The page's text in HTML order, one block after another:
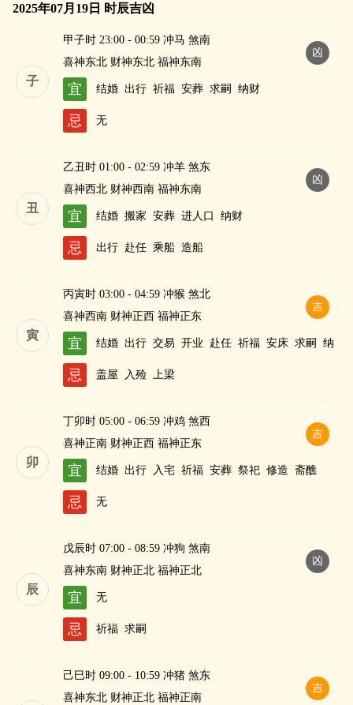
2025年07月19日 时辰吉凶
子
凶
甲子时 23:00 - 00:59 冲马 煞南
喜神东北 财神东北 福神东南
宜 结婚 出行 祈福 安葬 求嗣 纳财
忌 无
丑
凶
乙丑时 01:00 - 02:59 冲羊 煞东
喜神西北 财神西南 福神东南
宜 结婚 搬家 安葬 进人口 纳财
忌 出行 赴任 乘船 造船
寅
吉
丙寅时 03:00 - 04:59 冲猴 煞北
喜神西南 财神正西 福神正东
宜 结婚 出行 交易 开业 赴任 祈福 安床 求嗣
纳
财
忌 盖屋 入殓 上梁
卯
吉
丁卯时 05:00 - 06:59 冲鸡 煞西
喜神正南 财神正西 福神正东
宜 结婚 出行 入宅 祈福 安葬 祭祀 修造 斋醮
忌 无
辰
凶
戊辰时 07:00 - 08:59 冲狗 煞南
喜神东南 财神正北 福神正北
宜 无
忌 祈福 求嗣
吉
己巳时 09:00 - 10:59 冲猪 煞东
喜神东北 财神正北 福神正南